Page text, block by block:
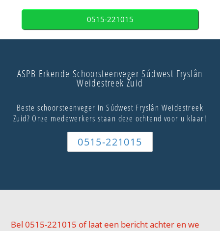
0515-221015
ASPB Erkende Schoorsteenveger Súdwest Fryslân
Weidestreek Zuid
Beste schoorsteenveger in Súdwest Fryslân Weidestreek
Zuid? Onze medewerkers staan deze ochtend voor u klaar!
0515-221015
Bel 0515-221015 of laat een bericht achter en we